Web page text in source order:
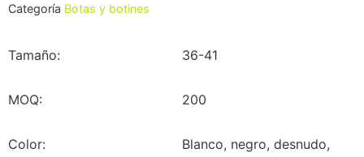
Categoría Botas y botines
Tamaño: 36-41
MOQ: 200
Color:
Blanco, negro, desnudo,